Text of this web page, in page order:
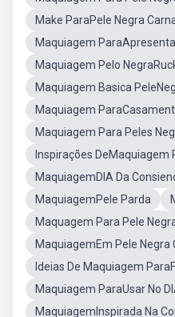
Make ParaPele Negra
Maquiagem
Maquiagem Pelo
Maquiagem Basica
Maquiagem
Maquiagem Para Peles
Inspirações DeMaquiagem
MaquiagemDIA Da
MaquiagemPele Parda
Maquagem Para Pele
MaquiagemEm Pele Negra
Ideias De Maquiagem
Maquiagem ParaUsar No
MaquiagemInspirada Na